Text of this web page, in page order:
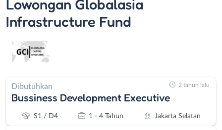
Lowongan Globalasia
Infrastructure Fund
Dibutuhkan
Bussiness Development Executive
S1 / D4 1 - 4 Tahun Jakarta Selatan
2 tahun lalu